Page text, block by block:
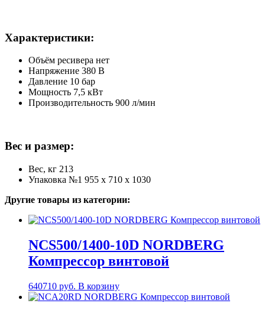
Характеристики:
Объём ресивера нет
Напряжение 380 В
Давление 10 бар
Мощность 7,5 кВт
Производительность 900 л/мин
Вес и размер:
Вес, кг 213
Упаковка №1 955 x 710 x 1030
Другие товары из категории:
NCS500/1400-10D NORDBERG
Компрессор винтовой
640710 руб. В корзину